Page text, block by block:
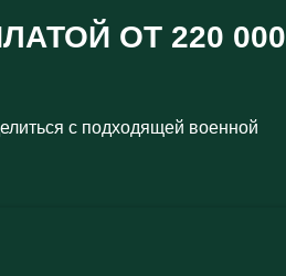
ОТ 220 000
с подходящей военной